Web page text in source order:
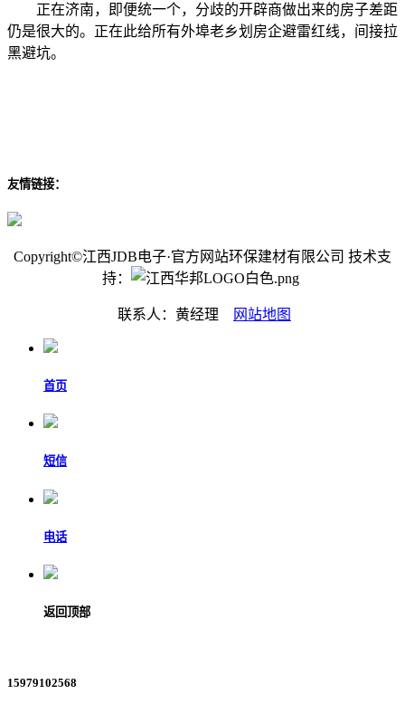
正在济南，即便统一个，分歧的开辟商做出来的房子差距
仍是很大的。正在此给所有外埠老乡划房企避雷红线，间接拉
黑避坑。
友情链接：
Copyright©江西JDB电子·官方网站环保建材有限公司 技术支
持：
联系人：黄经理 网站地图
首页
短信
电话
返回顶部
15979102568